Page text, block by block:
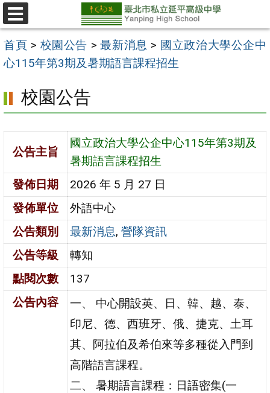
跳
至
主
要
區
選
單
首頁 > 校園公告 >最新消息 > 國立政治大學公企中
心115年第3期及暑期語言課程招生
校園公告
公告主旨
國立政治大學公企中心115年第3期及
暑期語言課程招生
發佈日期
2026 年 5 月 27 日
發佈單位
外語中心
公告類別
最新消息,營隊資訊
公告等級
轉知
點閱次數
137
公告內容
一、 中心開設英、日、韓、越、泰、
印尼、德、西班牙、俄、捷克、土耳
其、阿拉伯及希伯來等多種從入門到
高階語言課程。
二、 暑期語言課程：日語密集(一